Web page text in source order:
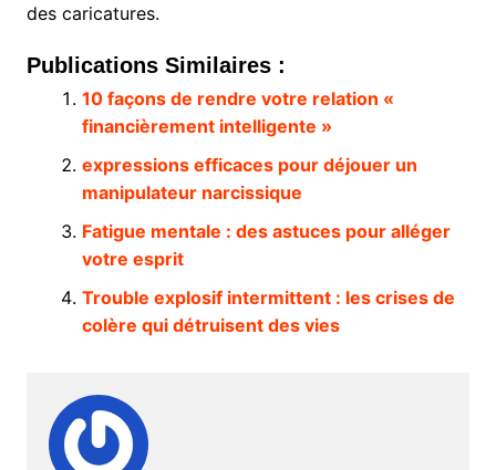
des caricatures.
Publications Similaires :
10 façons de rendre votre relation «
financièrement intelligente »
expressions efficaces pour déjouer un
manipulateur narcissique
Fatigue mentale : des astuces pour alléger
votre esprit
Trouble explosif intermittent : les crises de
colère qui détruisent des vies